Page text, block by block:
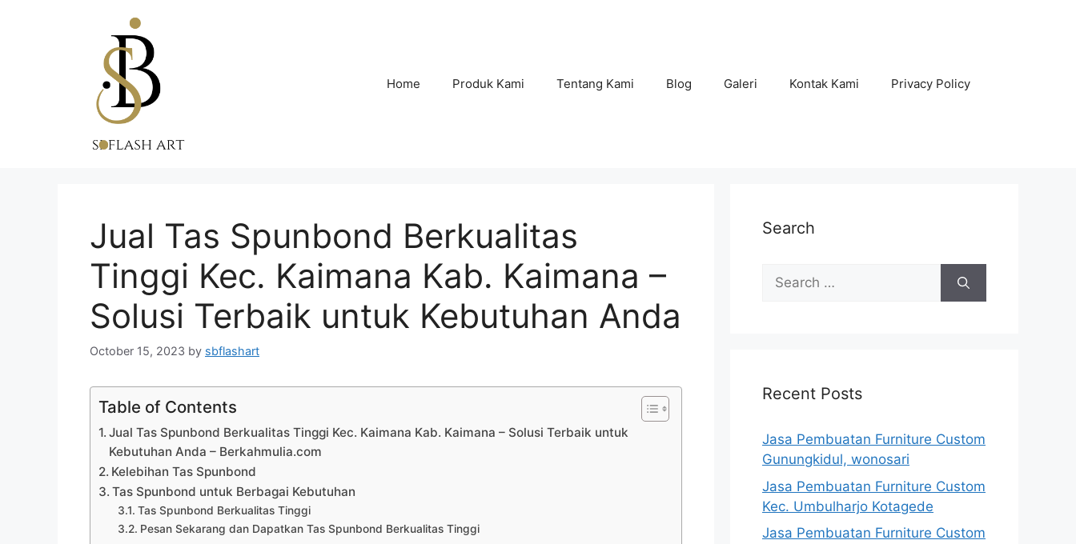
Home Produk Kami Tentang Kami Blog Galeri Kontak Kami Privacy Policy
Jual Tas Spunbond Berkualitas
Tinggi Kec. Kaimana Kab. Kaimana –
Solusi Terbaik untuk Kebutuhan Anda
October 15, 2023 by sbflashart
Table of Contents
Jual Tas Spunbond Berkualitas Tinggi Kec. Kaimana Kab. Kaimana – Solusi Terbaik untuk
Kebutuhan Anda – Berkahmulia.com
Kelebihan Tas Spunbond
Tas Spunbond untuk Berbagai Kebutuhan
Tas Spunbond Berkualitas Tinggi
Pesan Sekarang dan Dapatkan Tas Spunbond Berkualitas Tinggi
Search
Search
for:
Recent Posts
Jasa Pembuatan Furniture Custom
Gunungkidul, wonosari
Jasa Pembuatan Furniture Custom
Kec. Umbulharjo Kotagede
Jasa Pembuatan Furniture Custom